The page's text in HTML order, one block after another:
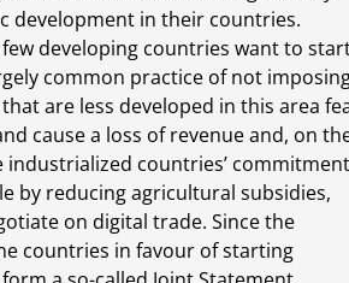
development in their countries.
developing countries want to
common practice of not
are less developed in this area
cause a loss of revenue and, on
countries’
by reducing agricultural subsidies,
on digital trade. Since the
countries in favour of starting